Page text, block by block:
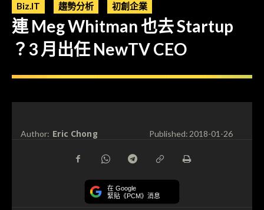
Biz.IT 趨勢分析 初創企業
連 Meg Whitman 也去 Startup
？3 月出任 NewTV CEO
Author: Eric Chong Published:2018-01-26
在 Google
緊貼《PCM》消息